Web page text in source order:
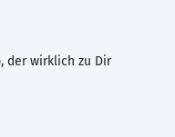
der wirklich zu Dir